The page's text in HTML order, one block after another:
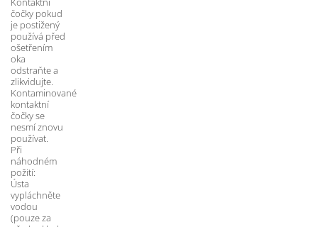
čočky pokud
je postižený
používá před
ošetřením
oka
odstraňte a
zlikvidujte.
kontaktní
čočky se
nesmí znovu
používat.
Při
náhodném
požití:
Ústa
vypláchněte
vodou
(pouze za